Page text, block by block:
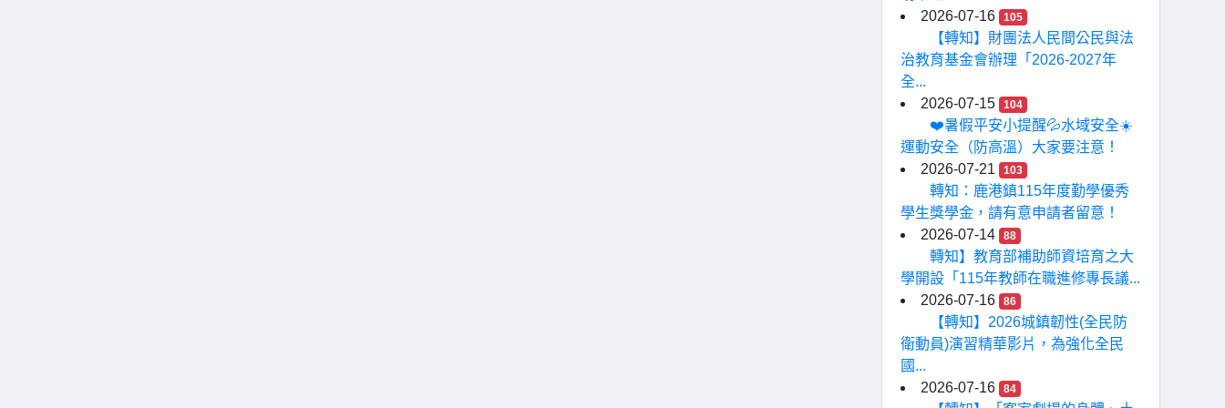
2026-07-16
105
【轉知】財團法人民間公民與法
治教育基金會辦理「2026-2027年
全...
2026-07-15
104
❤️暑假平安小提醒💦水域安全☀️
運動安全（防高溫）大家要注意！
2026-07-21
103
轉知：鹿港鎮115年度勤學優秀
學生獎學金，請有意申請者留意！
2026-07-14
88
轉知】教育部補助師資培育之大
學開設「115年教師在職進修專長議...
2026-07-16
86
【轉知】2026城鎮韌性(全民防
衛動員)演習精華影片，為強化全民
國...
2026-07-16
84